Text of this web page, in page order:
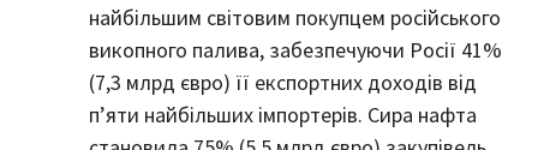
найбільшим світовим покупцем російського
викопного палива, забезпечуючи Росії 41%
(7,3 млрд євро) її експортних доходів від
п’яти найбільших імпортерів. Сира нафта